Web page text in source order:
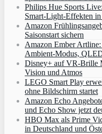
Philips Hue Sports
Smart‑Light‑Effekten
Amazon
Saisonstart sichern
Amazon Ember
Ambient‑Modus,
Disney+ auf VR-Brille
Vision und Atmos
LEGO Smart Play
ohne Bildschirm startet
Amazon Echo
und Echo Show jetzt
HBO Max als Prime
in Deutschland und